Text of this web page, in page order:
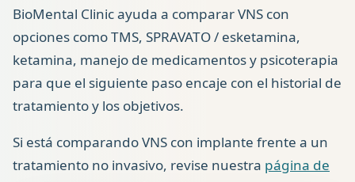
BioMental Clinic ayuda a comparar VNS con
opciones como TMS, SPRAVATO / esketamina,
ketamina, manejo de medicamentos y psicoterapia
para que el siguiente paso encaje con el historial de
tratamiento y los objetivos.
Si está comparando VNS con implante frente a un
tratamiento no invasivo, revise nuestra página de